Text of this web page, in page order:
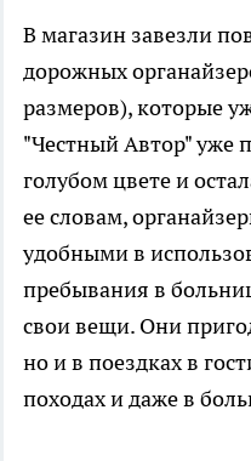
В магазин завезли
дорожных
размеров), которые
"Честный Автор" уже
голубом цвете и
ее словам,
удобными в
пребывания в
свои вещи. Они
но и в поездках в
походах и даже в